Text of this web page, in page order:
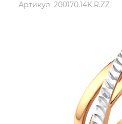
Артикул: 200170.14K.R.ZZ